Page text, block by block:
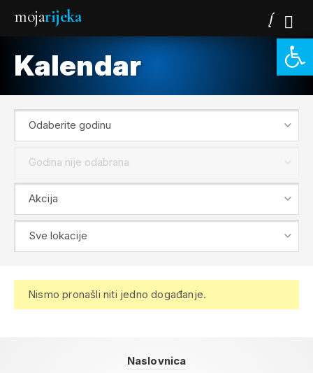
mojarijeka
Kalendar
Nismo pronašli niti jedno događanje.
Naslovnica